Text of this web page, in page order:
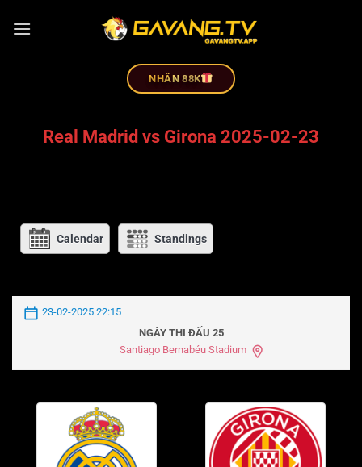
NHÂN 88K
Real Madrid vs Girona 2025-02-23
Calendar Standings
23-02-2025 22:15
NGÀY THI ĐẤU 25
Santiago Bernabéu Stadium